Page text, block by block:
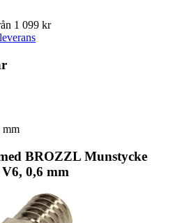
1 099 kr
mm
BROZZL Munstycke
0,6 mm